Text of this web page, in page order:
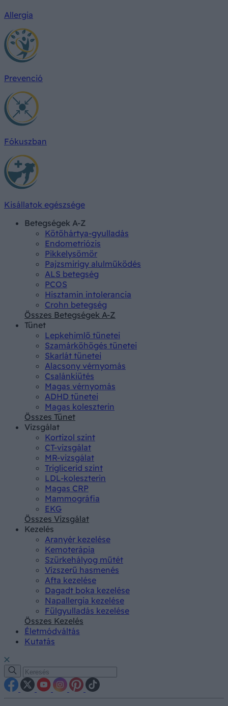
Allergia
Prevenció
Fókuszban
Kisállatok egészsége
Betegségek A-Z
Kötőhártya-gyulladás
Endometriózis
Pikkelysömör
Pajzsmirigy alulműködés
ALS betegség
PCOS
Hisztamin intolerancia
Crohn betegség
Összes Betegségek A-Z
Tünet
Lepkehimlő tünetei
Szamárköhögés tünetei
Skarlát tünetei
Alacsony vérnyomás
Csalánkiütés
Magas vérnyomás
ADHD tünetei
Magas koleszterin
Összes Tünet
Vizsgálat
Kortizol szint
CT-vizsgálat
MR-vizsgálat
Triglicerid szint
LDL-koleszterin
Magas CRP
Mammográfia
EKG
Összes Vizsgálat
Kezelés
Aranyér kezelése
Kemoterápia
Szürkehályog műtét
Vízszerű hasmenés
Afta kezelése
Dagadt boka kezelése
Napallergia kezelése
Fülgyulladás kezelése
Összes Kezelés
Életmódváltás
Kutatás